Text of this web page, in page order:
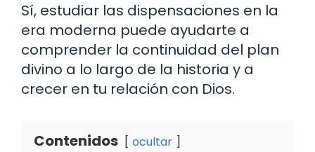
Sí, estudiar las dispensaciones en la
era moderna puede ayudarte a
comprender la continuidad del plan
divino a lo largo de la historia y a
crecer en tu relación con Dios.
Contenidos ocultar